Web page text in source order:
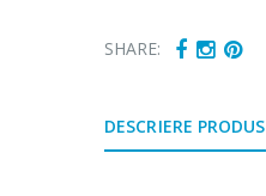
SHARE:
DESCRIERE PRODUS